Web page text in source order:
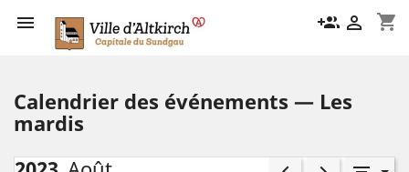
 shopping_cart
group_add 
Calendrier des événements — Les
mardis